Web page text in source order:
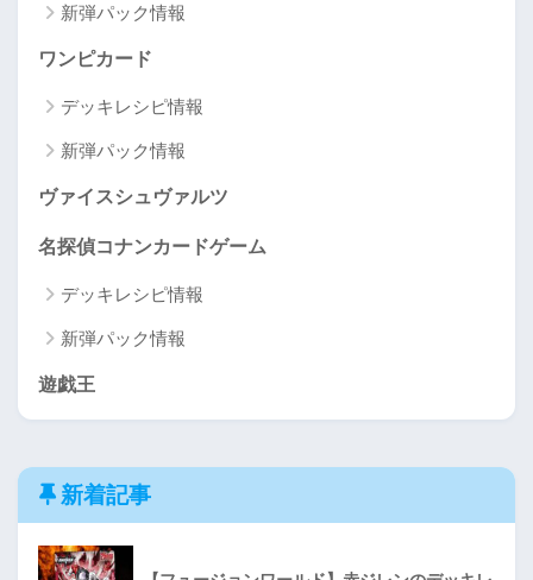
新弾パック情報
ワンピカード
デッキレシピ情報
新弾パック情報
ヴァイスシュヴァルツ
名探偵コナンカードゲーム
デッキレシピ情報
新弾パック情報
遊戯王
新着記事